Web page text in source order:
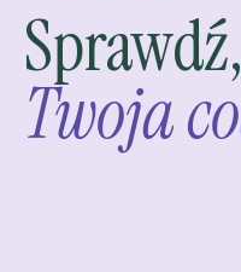
Twoja